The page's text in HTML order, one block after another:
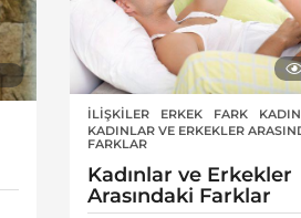
İLIŞKILER ERKEK ,FARK ,KADIN
KADINLAR VE ERKEKLER
FARKLAR
Kadınlar ve Erkekler
Arasındaki Farklar